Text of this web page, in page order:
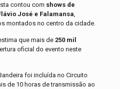
contou com shows de
José e Falamansa,
montados no centro da cidade.
que mais de 250 mil
oficial do evento neste
foi incluída no Circuito
de 10 horas de transmissão ao